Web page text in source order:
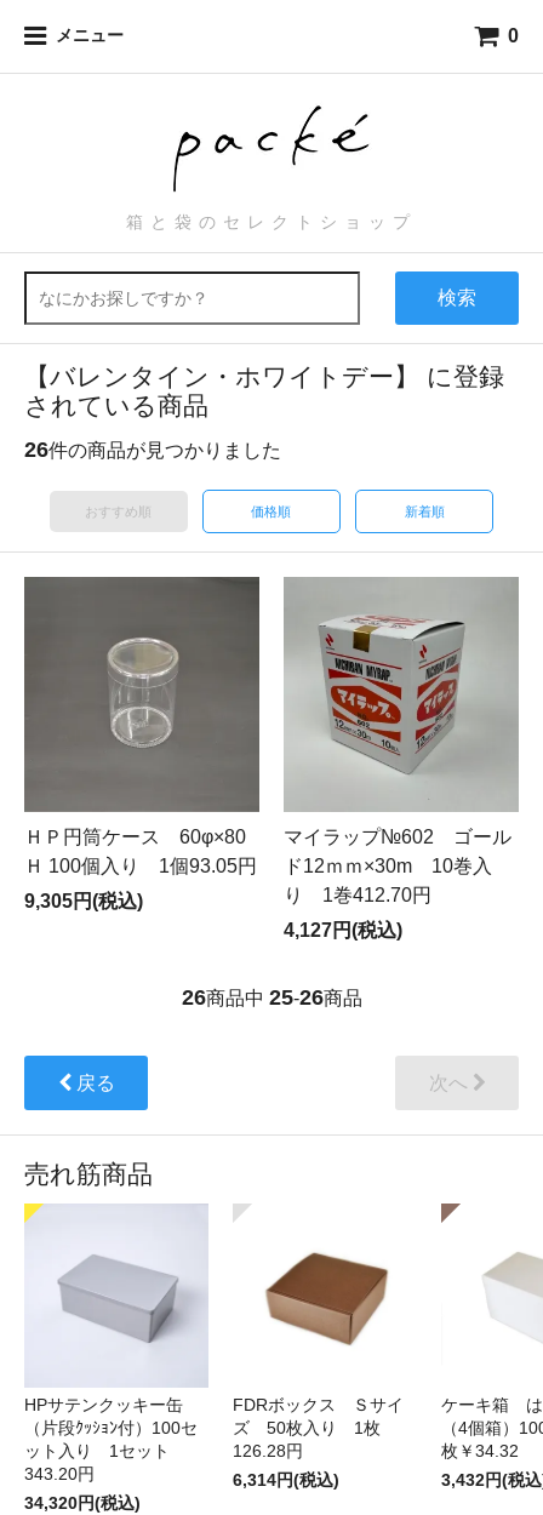
メニュー 0
箱と袋のセレクトショップ
検索
【バレンタイン・ホワイトデー】 に登録
されている商品
26件の商品が見つかりました
おすすめ順 価格順 新着順
ＨＰ円筒ケース 60φ×80
Ｈ 100個入り 1個93.05円
9,305円(税込)
マイラップ№602 ゴール
ド12ｍｍ×30m 10巻入
り 1巻412.70円
4,127円(税込)
26商品中 25-26商品
戻る 次へ
売れ筋商品
HPサテンクッキー缶
（片段ｸｯｼｮﾝ付）100セ
ット入り 1セット
343.20円
34,320円(税込)
FDRボックス Ｓサイ
ズ 50枚入り 1枚
126.28円
6,314円(税込)
ケーキ箱 は
（4個箱）
枚￥34.32
3,432円(税